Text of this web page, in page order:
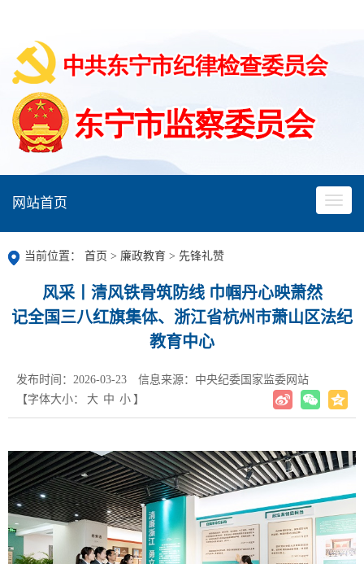
网站首页
当前位置： 首页 > 廉政教育 > 先锋礼赞
风采丨清风铁骨筑防线 巾帼丹心映萧然
记全国三八红旗集体、浙江省杭州市萧山区法纪
教育中心
发布时间：2026-03-23
信息来源：中央纪委国家监委网站
【字体大小：
大 中 小 】